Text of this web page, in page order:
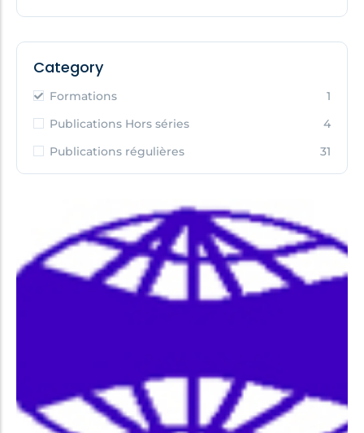
Category
Formations
1
Publications Hors séries
4
Publications régulières
31